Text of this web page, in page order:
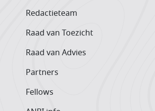
Redactieteam
Raad van Toezicht
Raad van Advies
Partners
Fellows